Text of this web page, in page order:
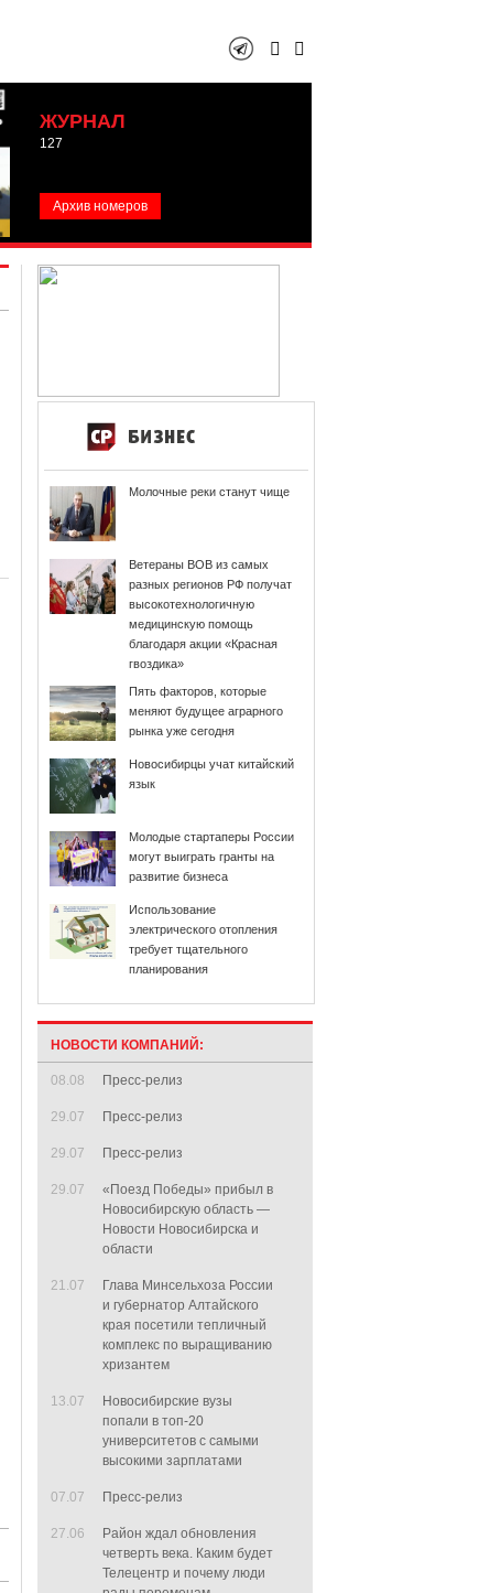
ЖУРНАЛ
127
Архив номеров
Молочные реки станут чище
Ветераны ВОВ из самых
разных регионов РФ получат
высокотехнологичную
медицинскую помощь
благодаря акции «Красная
гвоздика»
Пять факторов, которые
меняют будущее аграрного
рынка уже сегодня
Новосибирцы учат китайский
язык
Молодые стартаперы России
могут выиграть гранты на
развитие бизнеса
Использование
электрического отопления
требует тщательного
планирования
НОВОСТИ КОМПАНИЙ:
08.08 Пресс-релиз
29.07 Пресс-релиз
29.07 Пресс-релиз
29.07
«Поезд Победы» прибыл в
Новосибирскую область —
Новости Новосибирска и
области
21.07
Глава Минсельхоза России
и губернатор Алтайского
края посетили тепличный
комплекс по выращиванию
хризантем
13.07
Новосибирские вузы
попали в топ-20
университетов с самыми
высокими зарплатами
07.07 Пресс-релиз
27.06
Район ждал обновления
четверть века. Каким будет
Телецентр и почему люди